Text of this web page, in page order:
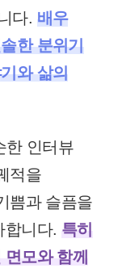
다. 배우
한 분위기
와 삶의
한 인터뷰
적을
쁨과 슬픔을
합니다. 특히
면모와 함께